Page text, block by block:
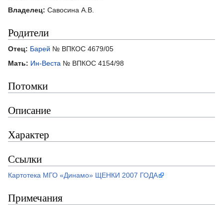
Владелец: Савосина А.В.
Родители
Отец: Барей № ВПКОС 4679/05
Мать: Ин-Веста № ВПКОС 4154/98
Потомки
Описание
Характер
Ссылки
Картотека МГО «Динамо» ЩЕНКИ 2007 ГОДА
Примечания